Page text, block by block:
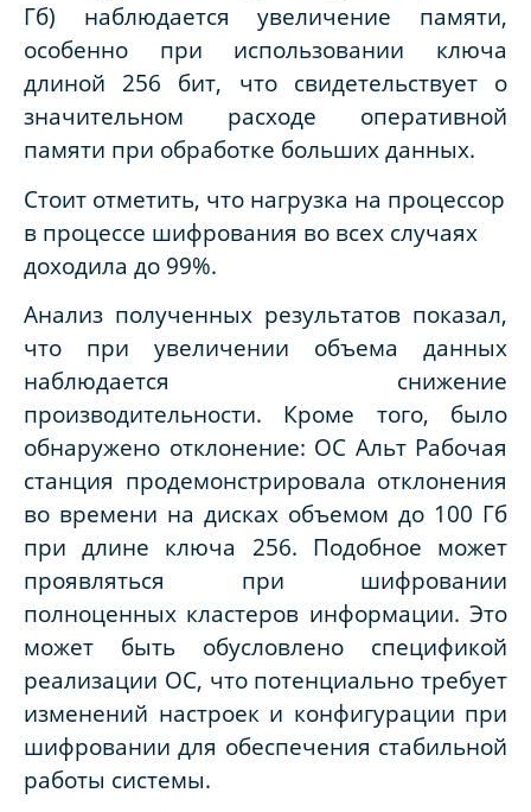
Гб) наблюдается увеличение памяти,
особенно при использовании ключа
длиной 256 бит, что свидетельствует о
значительном расходе оперативной
памяти при обработке больших данных.
Стоит отметить, что нагрузка на процессор
в процессе шифрования во всех случаях
доходила до 99%.
Анализ полученных результатов показал,
что при увеличении объема данных
наблюдается снижение
производительности. Кроме того, было
обнаружено отклонение: ОС Альт Рабочая
станция продемонстрировала отклонения
во времени на дисках объемом до 100 Гб
при длине ключа 256. Подобное может
проявляться при шифровании
полноценных кластеров информации. Это
может быть обусловлено спецификой
реализации ОС, что потенциально требует
изменений настроек и конфигурации при
шифровании для обеспечения стабильной
работы системы.